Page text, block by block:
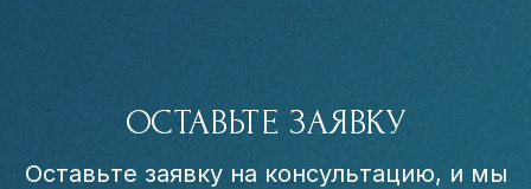
ОСТАВЬТЕ ЗАЯВКУ
Оставьте заявку на консультацию, и мы